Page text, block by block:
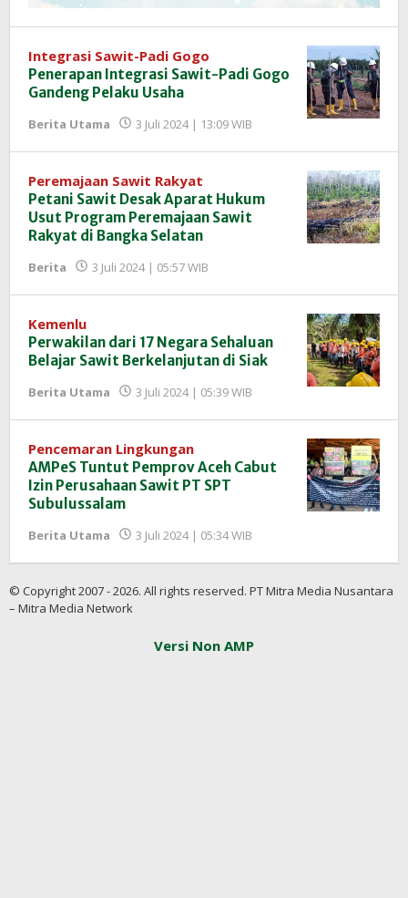
Integrasi Sawit-Padi Gogo
Penerapan Integrasi Sawit-Padi Gogo
Gandeng Pelaku Usaha
Berita Utama 3 Juli 2024 | 13:09 WIB
InfoSAWIT
Peremajaan Sawit Rakyat
Petani Sawit Desak Aparat Hukum
Usut Program Peremajaan Sawit
Rakyat di Bangka Selatan
Berita 3 Juli 2024 | 05:57 WIB
InfoSAWIT
Kemenlu
Perwakilan dari 17 Negara Sehaluan
Belajar Sawit Berkelanjutan di Siak
Berita Utama 3 Juli 2024 | 05:39 WIB
InfoSAWIT
Pencemaran Lingkungan
AMPeS Tuntut Pemprov Aceh Cabut
Izin Perusahaan Sawit PT SPT
Subulussalam
Berita Utama 3 Juli 2024 | 05:34 WIB
InfoSAWIT
© Copyright 2007 - 2026. All rights reserved. PT Mitra Media Nusantara
– Mitra Media Network
Versi Non AMP